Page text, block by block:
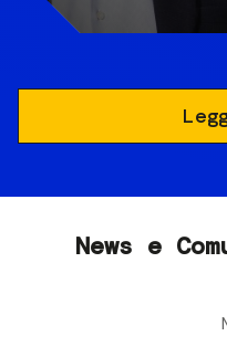
News e